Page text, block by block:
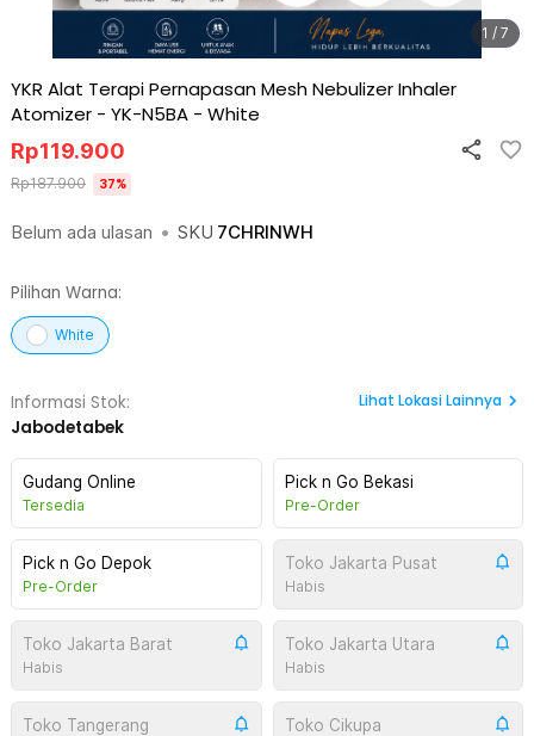
1 / 7
YKR Alat Terapi Pernapasan Mesh Nebulizer Inhaler
Atomizer - YK-N5BA - White
Belum ada ulasan • SKU 7CHRINWH
Rp119.900
Rp187.900 37%
Pilihan Warna:
White
Informasi Stok:
Jabodetabek
Lihat Lokasi Lainnya
Gudang Online
Tersedia
Pick n Go Bekasi
Pre-Order
Pick n Go Depok
Pre-Order
Toko Jakarta Pusat
Habis
Toko Jakarta Barat
Habis
Toko Jakarta Utara
Habis
Toko Tangerang Toko Cikupa